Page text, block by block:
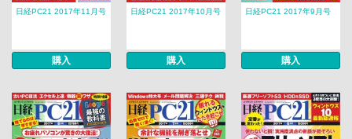
日経PC21 2017年11月号
購入
日経PC21 2017年10月号
購入
日経PC21 2017年9月号
購入